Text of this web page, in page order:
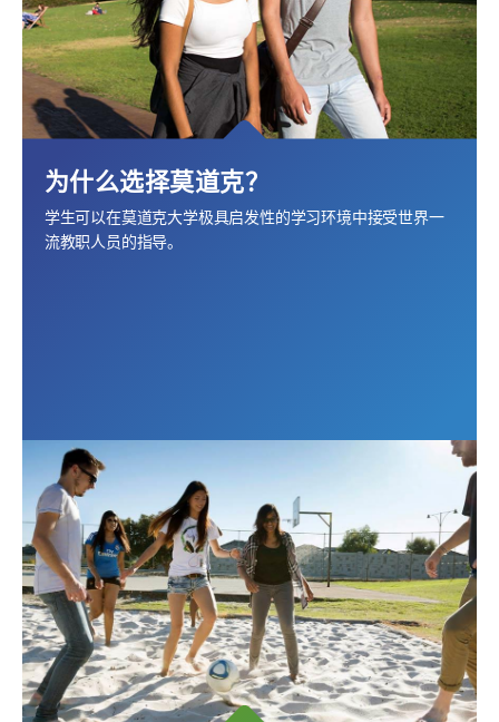
为什么选择莫道克？
学生可以在莫道克大学极具启发性的学习环境中接受世界一
流教职人员的指导。